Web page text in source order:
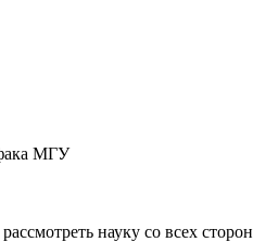
МГУ
науку со всех сторон